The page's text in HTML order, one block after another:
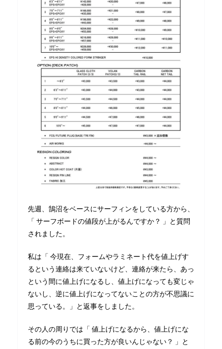
先週、鵠沼をベースにサーフィンをしている方から、
「 サーフボードの値段が上がるんですか？ 」と質問
されました。
私は「 今現在、フォームやラミネート代を値上げす
るという連絡は来ていないけど、連絡が来たら、あっ
という間に値上げになるし、値上げになっても変じゃ
ないし、逆に値上げになってないことの方が不思議に
思っている。」と返事をしました。
その人の周りでは「 値上げになるから、値上げにな
る前の今のうちに買った方が良いんじゃない？ 」と